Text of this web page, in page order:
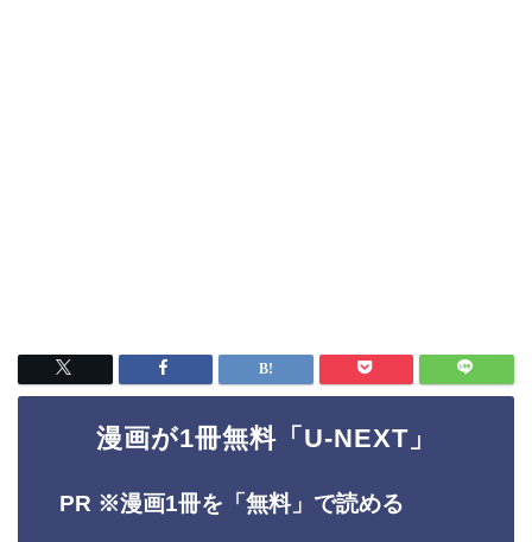
漫画が1冊無料「U-NEXT」
PR ※漫画1冊を「無料」で読める